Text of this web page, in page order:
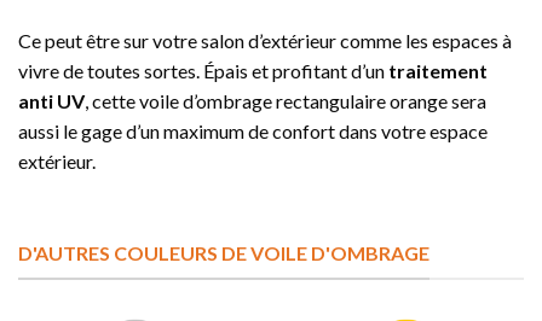
Ce peut être sur votre salon d’extérieur comme les espaces à
vivre de toutes sortes. Épais et profitant d’un traitement
anti UV, cette voile d’ombrage rectangulaire orange sera
aussi le gage d’un maximum de confort dans votre espace
extérieur.
D'AUTRES COULEURS DE VOILE D'OMBRAGE